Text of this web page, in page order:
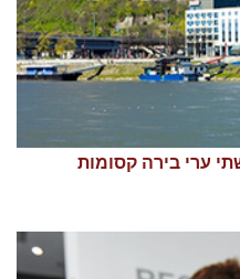
ערי בירה קסומות